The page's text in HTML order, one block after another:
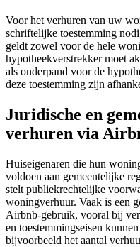
Voor het verhuren van uw
schriftelijke toestemming
geldt zowel voor de hele
hypotheekverstrekker moet
als onderpand voor de
deze toestemming zijn
Juridische en
verhuren via
Huiseigenaren die hun
voldoen aan gemeentelijke
stelt publiekrechtelijke
woningverhuur. Vaak is een
Airbnb-gebruik, vooral bij
en toestemmingseisen
bijvoorbeeld het aantal